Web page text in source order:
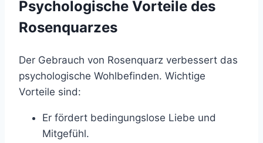
Psychologische Vorteile des
Rosenquarzes
Der Gebrauch von Rosenquarz verbessert das
psychologische Wohlbefinden. Wichtige
Vorteile sind:
Er fördert bedingungslose Liebe und
Mitgefühl.